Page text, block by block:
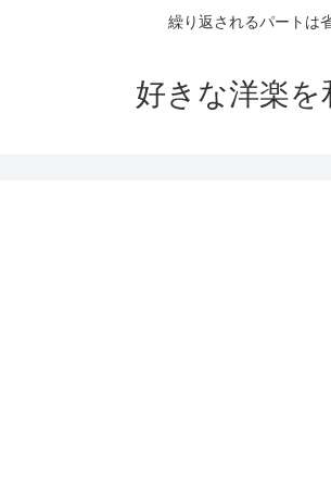
繰り返されるパートは
好きな洋楽